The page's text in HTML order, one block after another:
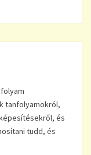
tanfolyamokról,
és
tudd, és